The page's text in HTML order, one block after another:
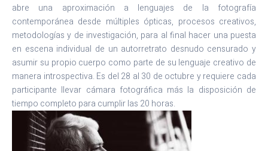
abre una aproximación a lenguajes de la fotografía
contemporánea desde múltiples ópticas, procesos creativos,
metodologías y de investigación, para al final hacer una puesta
en escena individual de un autorretrato desnudo censurado y
asumir su propio cuerpo como parte de su lenguaje creativo de
manera introspectiva. Es del 28 al 30 de octubre y requiere cada
participante llevar cámara fotográfica más la disposición de
tiempo completo para cumplir las 20 horas.